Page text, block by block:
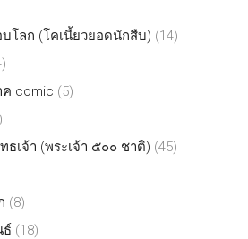
โลก (โคเนี้ยวยอดนักสืบ) (14)
comic (5)
เจ้า (พระเจ้า ๕๐๐ ชาติ) (45)
(8)
ธ์ (18)